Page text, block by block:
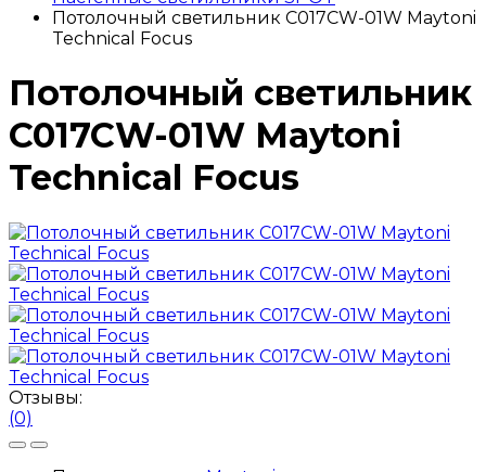
Потолочный светильник C017CW-01W Maytoni
Technical Focus
Потолочный светильник
C017CW-01W Maytoni
Technical Focus
Отзывы:
(0)